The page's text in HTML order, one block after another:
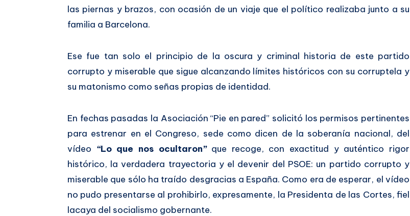
las piernas y brazos, con ocasión de un viaje que el político realizaba junto a su
familia a Barcelona.
Ese fue tan solo el principio de la oscura y criminal historia de este partido
corrupto y miserable que sigue alcanzando límites históricos con su corruptela y
su matonismo como señas propias de identidad.
En fechas pasadas la Asociación “Pie en pared” solicitó los permisos pertinentes
para estrenar en el Congreso, sede como dicen de la soberanía nacional, del
vídeo “Lo que nos ocultaron”que recoge, con exactitud y auténtico rigor
histórico, la verdadera trayectoria y el devenir del PSOE: un partido corrupto y
miserable que sólo ha traído desgracias a España. Como era de esperar, el vídeo
no pudo presentarse al prohibirlo, expresamente, la Presidenta de las Cortes, fiel
lacaya del socialismo gobernante.